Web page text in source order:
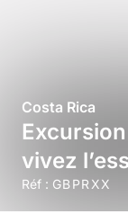
Costa Rica
vivez
Réf : GBPRXX